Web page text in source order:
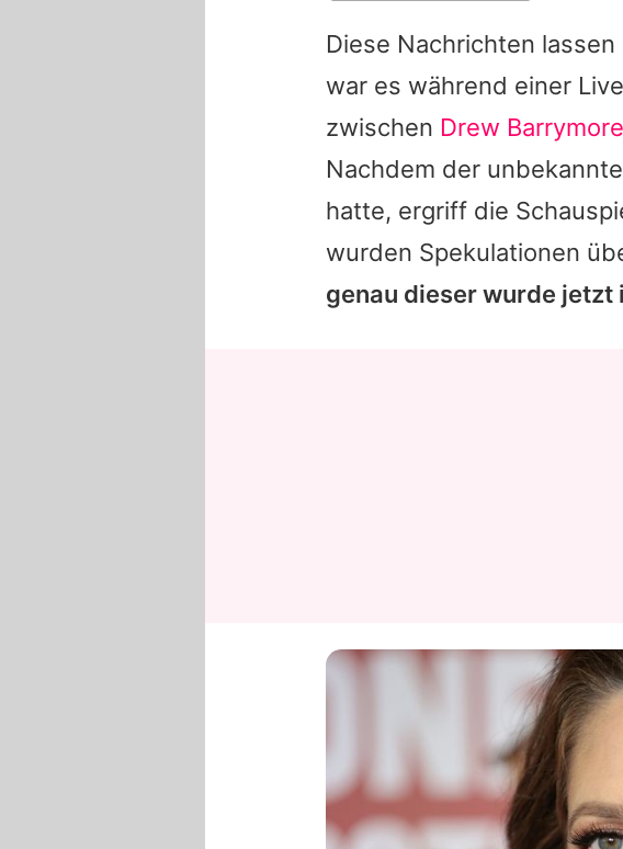
Diese Nachrichten
war es während einer
zwischen Drew Barrymore
Nachdem der
hatte, ergriff die
wurden Spekulationen
genau dieser wurde jetzt